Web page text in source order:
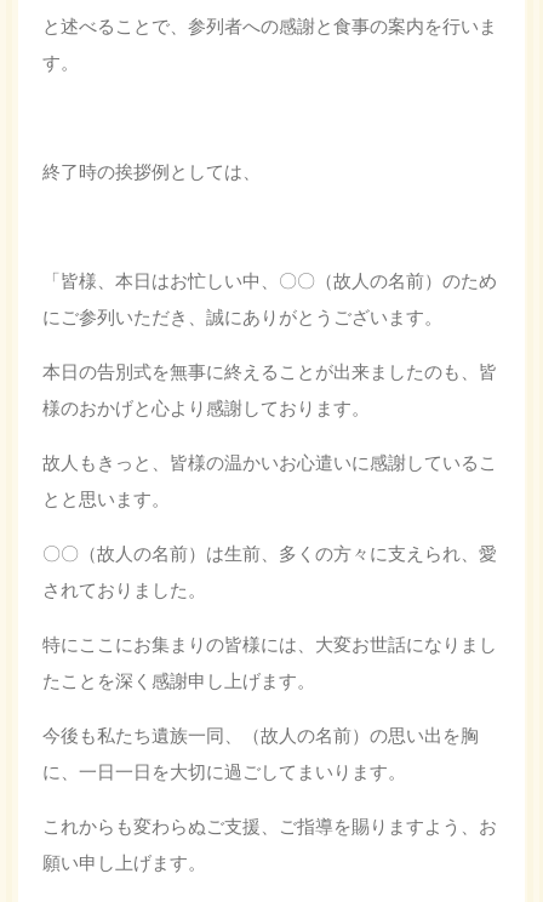
と述べることで、参列者への感謝と食事の案内を行いま
す。
終了時の挨拶例としては、
「皆様、本日はお忙しい中、〇〇（故人の名前）のため
にご参列いただき、誠にありがとうございます。
本日の告別式を無事に終えることが出来ましたのも、皆
様のおかげと心より感謝しております。
故人もきっと、皆様の温かいお心遣いに感謝しているこ
とと思います。
〇〇（故人の名前）は生前、多くの方々に支えられ、愛
されておりました。
特にここにお集まりの皆様には、大変お世話になりまし
たことを深く感謝申し上げます。
今後も私たち遺族一同、（故人の名前）の思い出を胸
に、一日一日を大切に過ごしてまいります。
これからも変わらぬご支援、ご指導を賜りますよう、お
願い申し上げます。